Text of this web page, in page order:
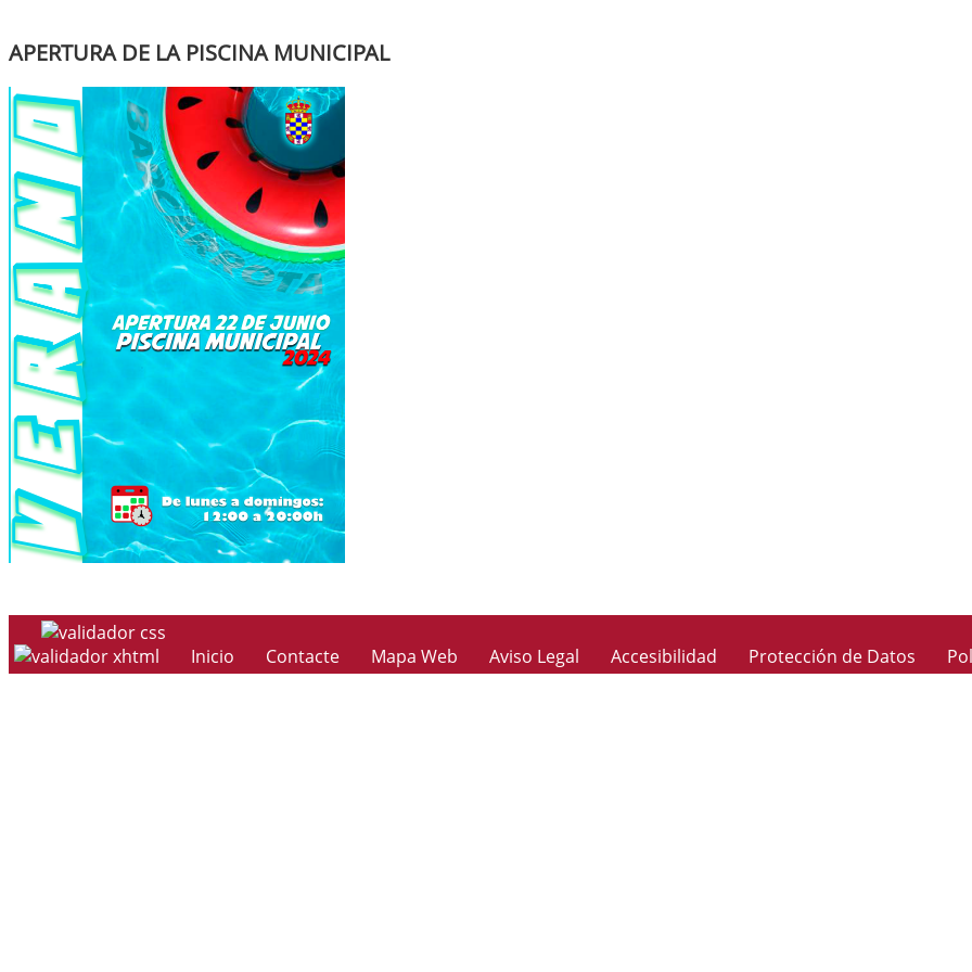
APERTURA DE LA PISCINA MUNICIPAL
Inicio Contacte Mapa Web Aviso Legal Accesibilidad Protección de Datos